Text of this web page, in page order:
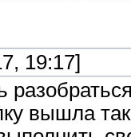
19:17]
вышла